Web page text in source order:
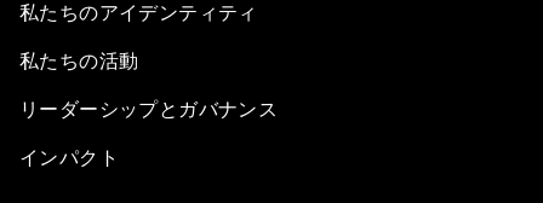
私たちのアイデンティティ
私たちの活動
リーダーシップとガバナンス
インパクト